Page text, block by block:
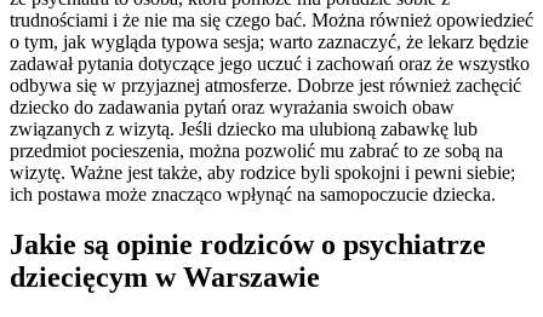
trudnościami i że nie ma się czego bać. Można również opowiedzieć
o tym, jak wygląda typowa sesja; warto zaznaczyć, że lekarz będzie
zadawał pytania dotyczące jego uczuć i zachowań oraz że wszystko
odbywa się w przyjaznej atmosferze. Dobrze jest również zachęcić
dziecko do zadawania pytań oraz wyrażania swoich obaw
związanych z wizytą. Jeśli dziecko ma ulubioną zabawkę lub
przedmiot pocieszenia, można pozwolić mu zabrać to ze sobą na
wizytę. Ważne jest także, aby rodzice byli spokojni i pewni siebie;
ich postawa może znacząco wpłynąć na samopoczucie dziecka.
Jakie są opinie rodziców o psychiatrze
dziecięcym w Warszawie